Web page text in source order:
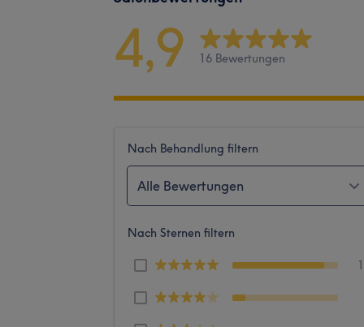
4,9 16 Bewertungen
Nach Behandlung filtern
Alle Bewertungen
Nach Sternen filtern